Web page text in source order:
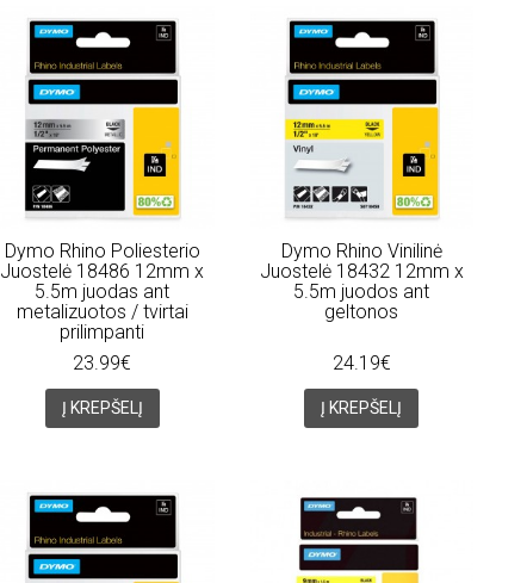
Dymo Rhino Poliesterio
Juostelė 18486 12mm x
5.5m juodas ant
metalizuotos / tvirtai
prilimpanti
23.99€
Į KREPŠELĮ
Dymo Rhino Vinilinė
Juostelė 18432 12mm x
5.5m juodos ant
geltonos
24.19€
Į KREPŠELĮ